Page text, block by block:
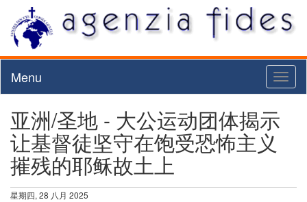
Menu
亚洲/圣地 - 大公运动团体揭示
让基督徒坚守在饱受恐怖主义
摧残的耶稣故土上
星期四, 28 八月 2025